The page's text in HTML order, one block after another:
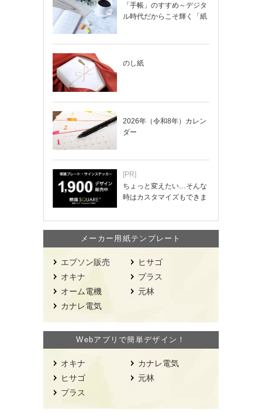
「手帳」のすすめ～デジタ
ル時代だからこそ輝く「紙
のし紙
2026年（令和8年）カレン
ダー
[PR]
ちょっと変えたい…そんな
時はカスタマイズもできま
メーカー用紙テンプレート
エプソン販売
オキナ
オーム電機
カナレ電気
ヒサゴ
プラス
元林
Webアプリで簡単デザイン！
オキナ
ヒサゴ
プラス
カナレ電気
元林